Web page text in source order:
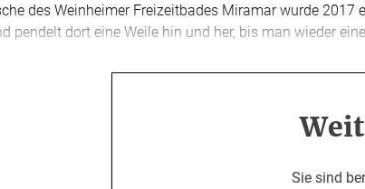
des Weinheimer Freizeitbades Miramar wurde
pendelt dort eine Weile hin und her, bis man wieder
Sie sind